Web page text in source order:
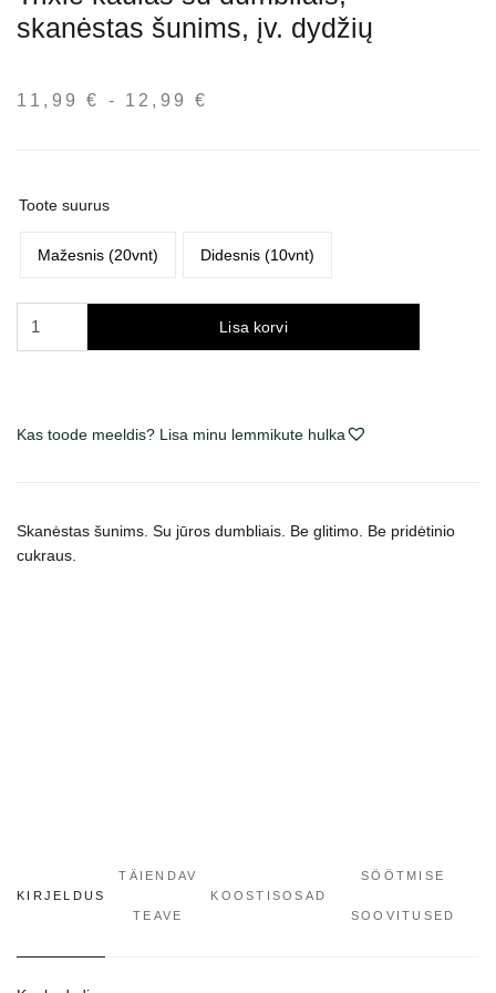
skanėstas šunims, įv. dydžių
11,99€ - 12,99€
Toote suurus
Mažesnis (20vnt) Didesnis (10vnt)
kogus
Lisa korvi
Kas toode meeldis? Lisa minu lemmikute hulka
Skanėstas šunims. Su jūros dumbliais. Be glitimo. Be pridėtinio
cukraus.
KIRJELDUS
TÄIENDAV
TEAVE
KOOSTISOSAD
SÖÖTMISE
SOOVITUSED